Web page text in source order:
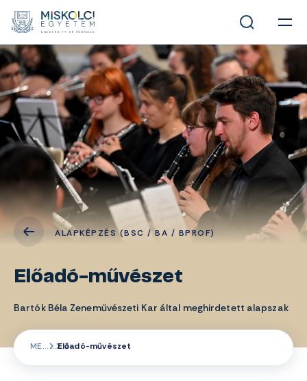
ALAPKÉPZÉS (BSC / BA / BPROF)
Előadó-művészet
Bartók Béla Zeneművészeti Kar által meghirdetett alapszak
ME Előadó-művészet